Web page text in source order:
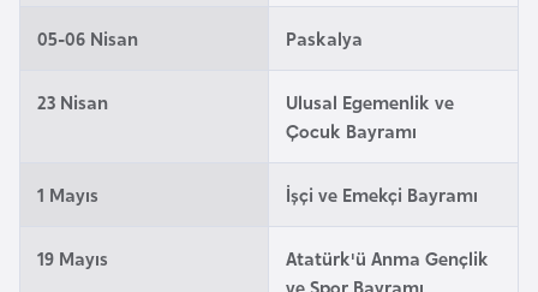
05-06 Nisan Paskalya
23 Nisan
Ulusal Egemenlik ve
Çocuk Bayramı
1 Mayıs İşçi ve Emekçi Bayramı
19 Mayıs
Atatürk'ü Anma Gençlik
ve Spor Bayramı
e
n
a
g